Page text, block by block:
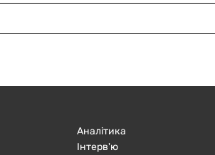
Аналітика
Інтерв'ю